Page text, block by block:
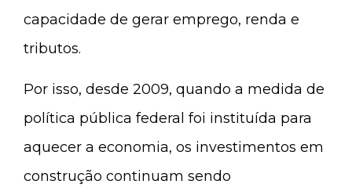
capacidade de gerar emprego, renda e
tributos.
Por isso, desde 2009, quando a medida de
política pública federal foi instituída para
aquecer a economia, os investimentos em
construção continuam sendo